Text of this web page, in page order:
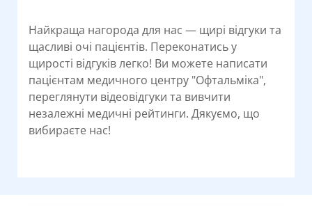
Найкраща нагорода для нас — щирі відгуки та
щасливі очі пацієнтів. Переконатись у
щирості відгуків легко! Ви можете написати
пацієнтам медичного центру "Офтальміка",
переглянути відеовідгуки та вивчити
незалежні медичні рейтинги. Дякуємо, що
вибираєте нас!